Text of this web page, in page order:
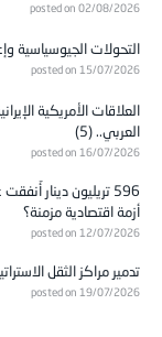
posted on 02/08/2026
التحولات الجيوسياسية
posted on 15/07/2026
العلاقات الأمريكية
العربي.. (5)
posted on 16/07/2026
596 تريليون دينار
أزمة اقتصادية مزمنة؟
posted on 12/07/2026
تدمير مراكز الثقل
posted on 19/07/2026